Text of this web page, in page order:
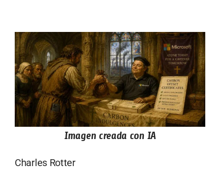
Imagen creada con IA
Charles Rotter